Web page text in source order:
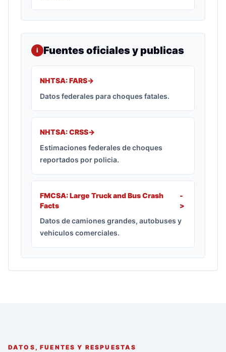
i Fuentes oficiales y publicas
NHTSA: FARS->
Datos federales para choques fatales.
NHTSA: CRSS->
Estimaciones federales de choques
reportados por policia.
FMCSA: Large Truck and Bus Crash
Facts
-
>
Datos de camiones grandes, autobuses y
vehiculos comerciales.
DATOS, FUENTES Y RESPUESTAS